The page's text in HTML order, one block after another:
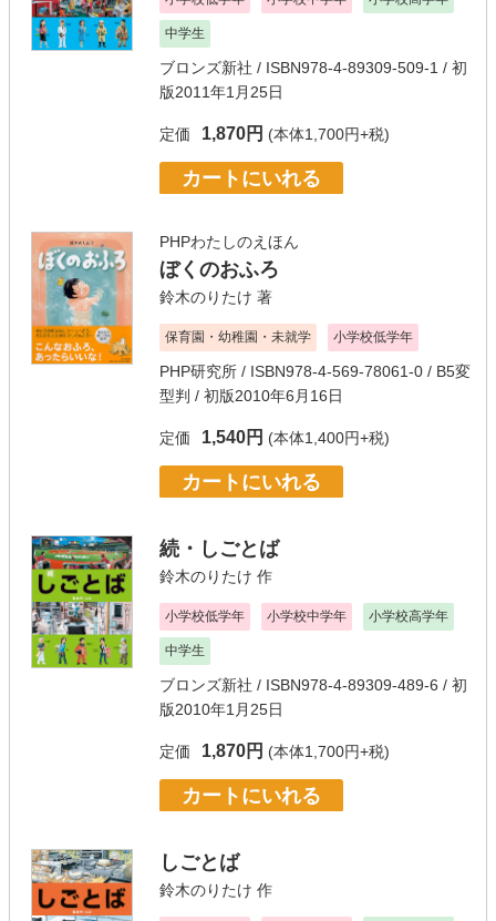
中学生
ブロンズ新社 / ISBN978-4-89309-509-1 / 初
版2011年1月25日
定価 1,870円 (本体1,700円+税)
カートにいれる
PHPわたしのえほん
ぼくのおふろ
鈴木のりたけ 著
保育園・幼稚園・未就学 小学校低学年
PHP研究所 / ISBN978-4-569-78061-0 / B5変
型判 / 初版2010年6月16日
定価 1,540円 (本体1,400円+税)
カートにいれる
続・しごとば
鈴木のりたけ 作
小学校低学年 小学校中学年 小学校高学年
中学生
ブロンズ新社 / ISBN978-4-89309-489-6 / 初
版2010年1月25日
定価 1,870円 (本体1,700円+税)
カートにいれる
しごとば
鈴木のりたけ 作